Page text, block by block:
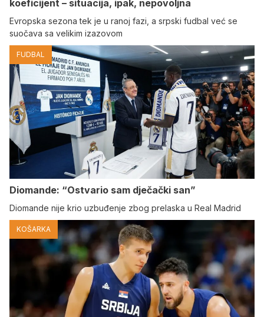
koeficijent – situacija, ipak, nepovoljna
Evropska sezona tek je u ranoj fazi, a srpski fudbal već se
suočava sa velikim izazovom
FUDBAL
Diomande: “Ostvario sam dječački san”
Diomande nije krio uzbuđenje zbog prelaska u Real Madrid
KOŠARKA